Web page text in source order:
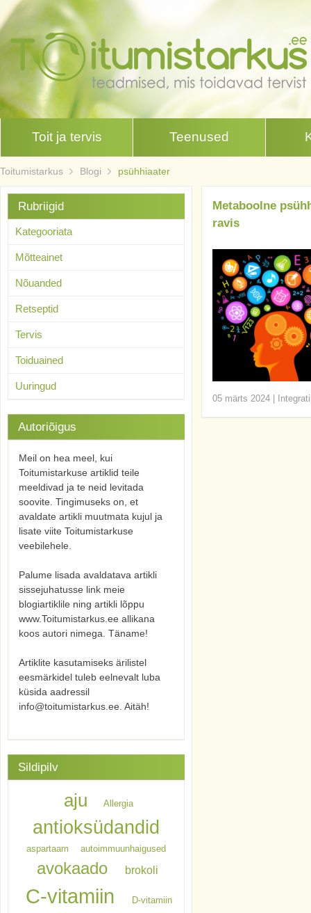
Toit ja tervis Teenused
Toitumistarkus Blogi psühhiaater
Metaboolne
ravis
05 märts 2024
Rubriigid
Kategooriata
Mõtteainet
Nõuanded
Retseptid
Tervis
Toiduained
Uuringud
Autoriõigus
Meil on hea meel, kui
Toitumistarkuse artiklid teile
meeldivad ja te neid levitada
soovite. Tingimuseks on, et
avaldate artikli muutmata kujul ja
lisate viite Toitumistarkuse
veebilehele.
Palume lisada avaldatava artikli
sissejuhatusse link meie
blogiartiklile ning artikli lõppu
www.Toitumistarkus.ee allikana
koos autori nimega. Täname!
Artiklite kasutamiseks ärilistel
eesmärkidel tuleb eelnevalt luba
küsida aadressil
info@toitumistarkus.ee. Aitäh!
Sildipilv
aju Allergia
antioksüdandid
aspartaam autoimmuunhaigused
avokaado brokoli
C-vitamiin D-vitamiin